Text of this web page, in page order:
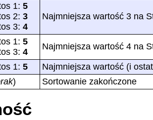
1: 5
2: 3
3: 4
Najmniejsza wartość 3 na
1: 5
3: 4
Najmniejsza wartość 4 na
1: 5
Najmniejsza wartość (i
) Sortowanie zakończone